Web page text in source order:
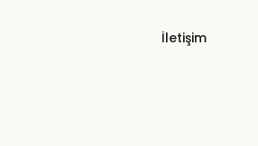
İletişim